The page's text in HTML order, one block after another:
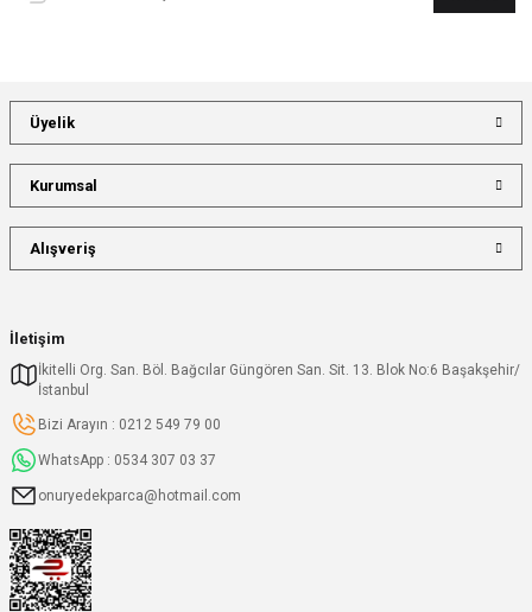
İletişim
İkitelli Org. San. Böl. Bağcılar Güngören San. Sit. 13. Blok No:6 Başakşehir/
İstanbul
Bizi Arayın : 0212 549 79 00
WhatsApp : 0534 307 03 37
onuryedekparca@hotmail.com
Üyelik
Kurumsal
Alışveriş